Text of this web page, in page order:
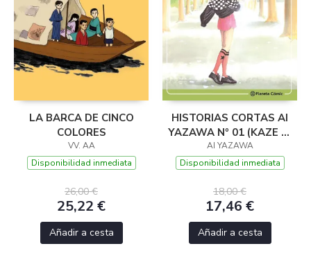
LA BARCA DE CINCO
COLORES
VV. AA
Disponibilidad inmediata
26,00 €
25,22 €
Añadir a cesta
HISTORIAS CORTAS AI
YAZAWA Nº 01 (KAZE NI
NARE!)
AI YAZAWA
Disponibilidad inmediata
18,00 €
17,46 €
Añadir a cesta